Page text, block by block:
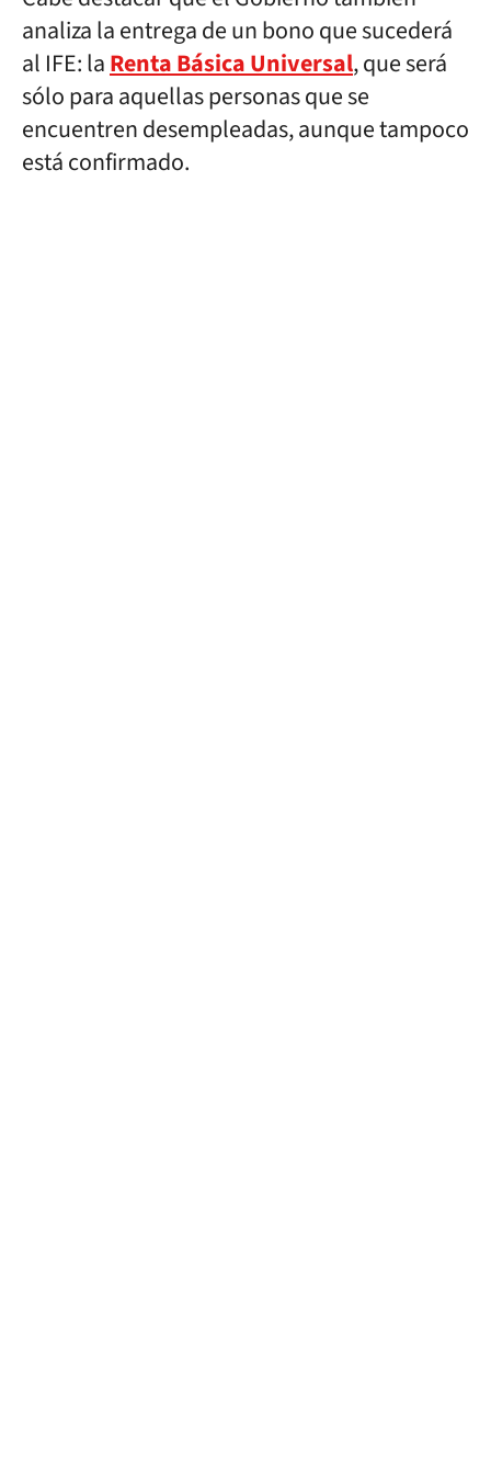
analiza la entrega de un bono que sucederá
al IFE: laRenta Básica Universal, que será
sólo para aquellas personas que se
encuentren desempleadas, aunque tampoco
está confirmado.